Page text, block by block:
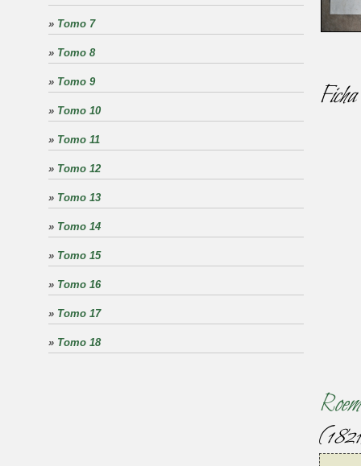
» Tomo 7
» Tomo 8
» Tomo 9
» Tomo 10
» Tomo 11
» Tomo 12
» Tomo 13
» Tomo 14
» Tomo 15
» Tomo 16
» Tomo 17
» Tomo 18